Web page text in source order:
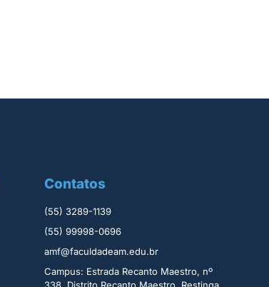
Contatos
(55) 3289-1139
(55) 99998-0696
amf@faculdadeam.edu.br
Campus: Estrada Recanto Maestro, nº